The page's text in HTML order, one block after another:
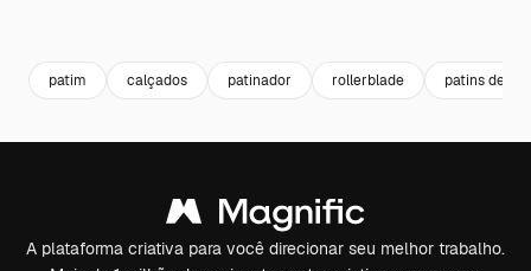
patim calçados patinador rollerblade patins de
A plataforma criativa para você direcionar seu melhor trabalho.